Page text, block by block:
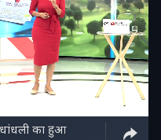
का हुआ